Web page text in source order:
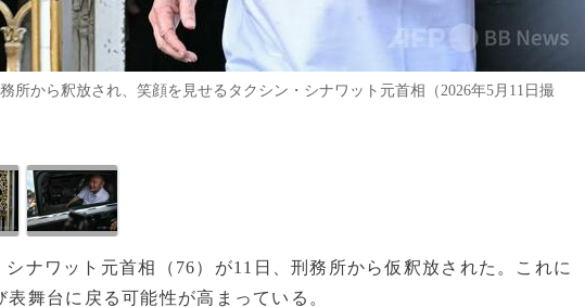
所から釈放され、笑顔を見せるタクシン・シナワット元首相（2026年5月11日撮
シナワット元首相（76）が11日、刑務所から仮釈放された。これに
舞台に戻る可能性が高まっている。